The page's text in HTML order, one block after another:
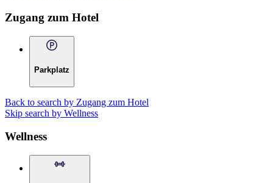
Zugang zum Hotel
Parkplatz
Back to search by Zugang zum Hotel
Skip search by Wellness
Wellness